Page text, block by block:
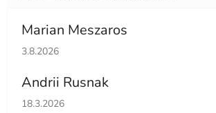
Marian Meszaros
Hodnotenie obchodu je 5 z 5 hviezdičiek.
3.8.2026
Andrii Rusnak
Hodnotenie obchodu je 5 z 5 hviezdičiek.
18.3.2026